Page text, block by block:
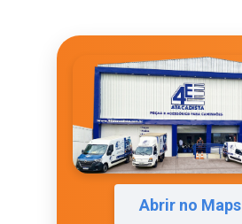
Abrir no Maps